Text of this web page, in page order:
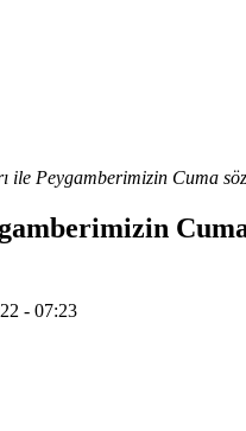
ile Peygamberimizin Cuma
- 07:23